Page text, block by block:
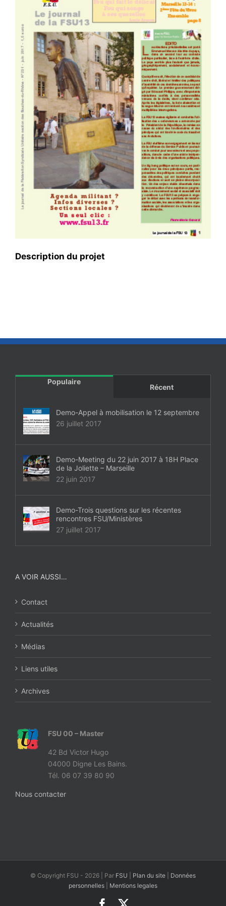
Description du projet
Populaire
Récent
Demo-Appel à mobilisation le 12 septembre
26 juillet 2017
Demo-Meeting du 22 juin 2017 à 18H Place
de la Joliette – Marseille
22 juin 2017
Demo-Trois questions sur les récentes
rencontres FSU/Ministères
27 juillet 2017
A VOIR AUSSI…
Contact
Actualités
Médias
Liens utiles
Archives
FSU 00 – Master
42 Bd Victor Hugo
04000 Digne Les Bains.
Tél. 06 07 39 80 90
Nous contacter
© Copyright FSU - 2026 | Par FSU Plan du site
Données
personnelles
Mentions legales
Facebook